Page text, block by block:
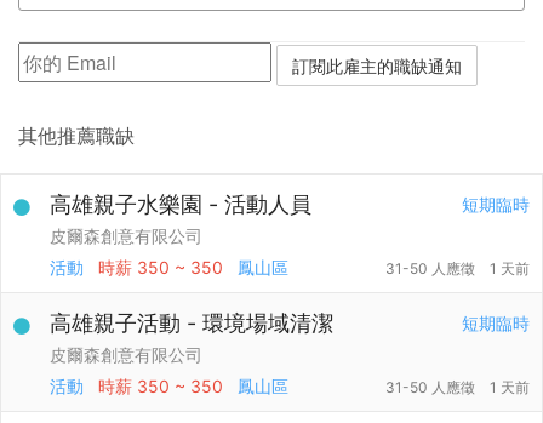
其他推薦職缺
短期臨時
高雄親子水樂園 - 活動人員
皮爾森創意有限公司
活動
時薪 350 ~ 350 鳳山區 31-50 人應徵 1 天前
短期臨時
高雄親子活動 - 環境場域清潔
皮爾森創意有限公司
活動
時薪 350 ~ 350 鳳山區 31-50 人應徵 1 天前